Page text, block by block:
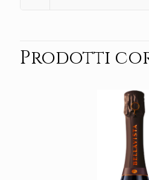
Prodotti